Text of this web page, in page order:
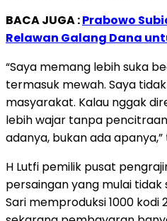
BACA JUGA :Prabowo
Relawan Galang Dana
“Saya memang lebih suka
termasuk mewah. Saya
masyarakat. Kalau nggak
lebih wajar tanpa
adanya, bukan ada apanya,”
H Lutfi pemilik pusat
persaingan yang mulai tidak
Sari memproduksi 1000 kodi